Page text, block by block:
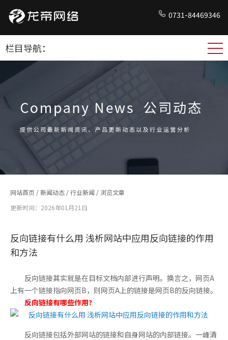
0731-84469346
栏目导航：
网站首页 /新闻动态 /行业新闻 / 浏览文章
更新时间：2026年01月21日
反向链接有什么用 浅析网站中应用反向链接的作用
和方法
反向链接其实就是在目标文档内部进行声明。换言之，网页A
上有一个链接指向网页B，则网页A上的链接是网页B的反向链接。
反向链接有哪些作用?
反向链接包括外部网站的链接和自身网站的内部链接。一峰清